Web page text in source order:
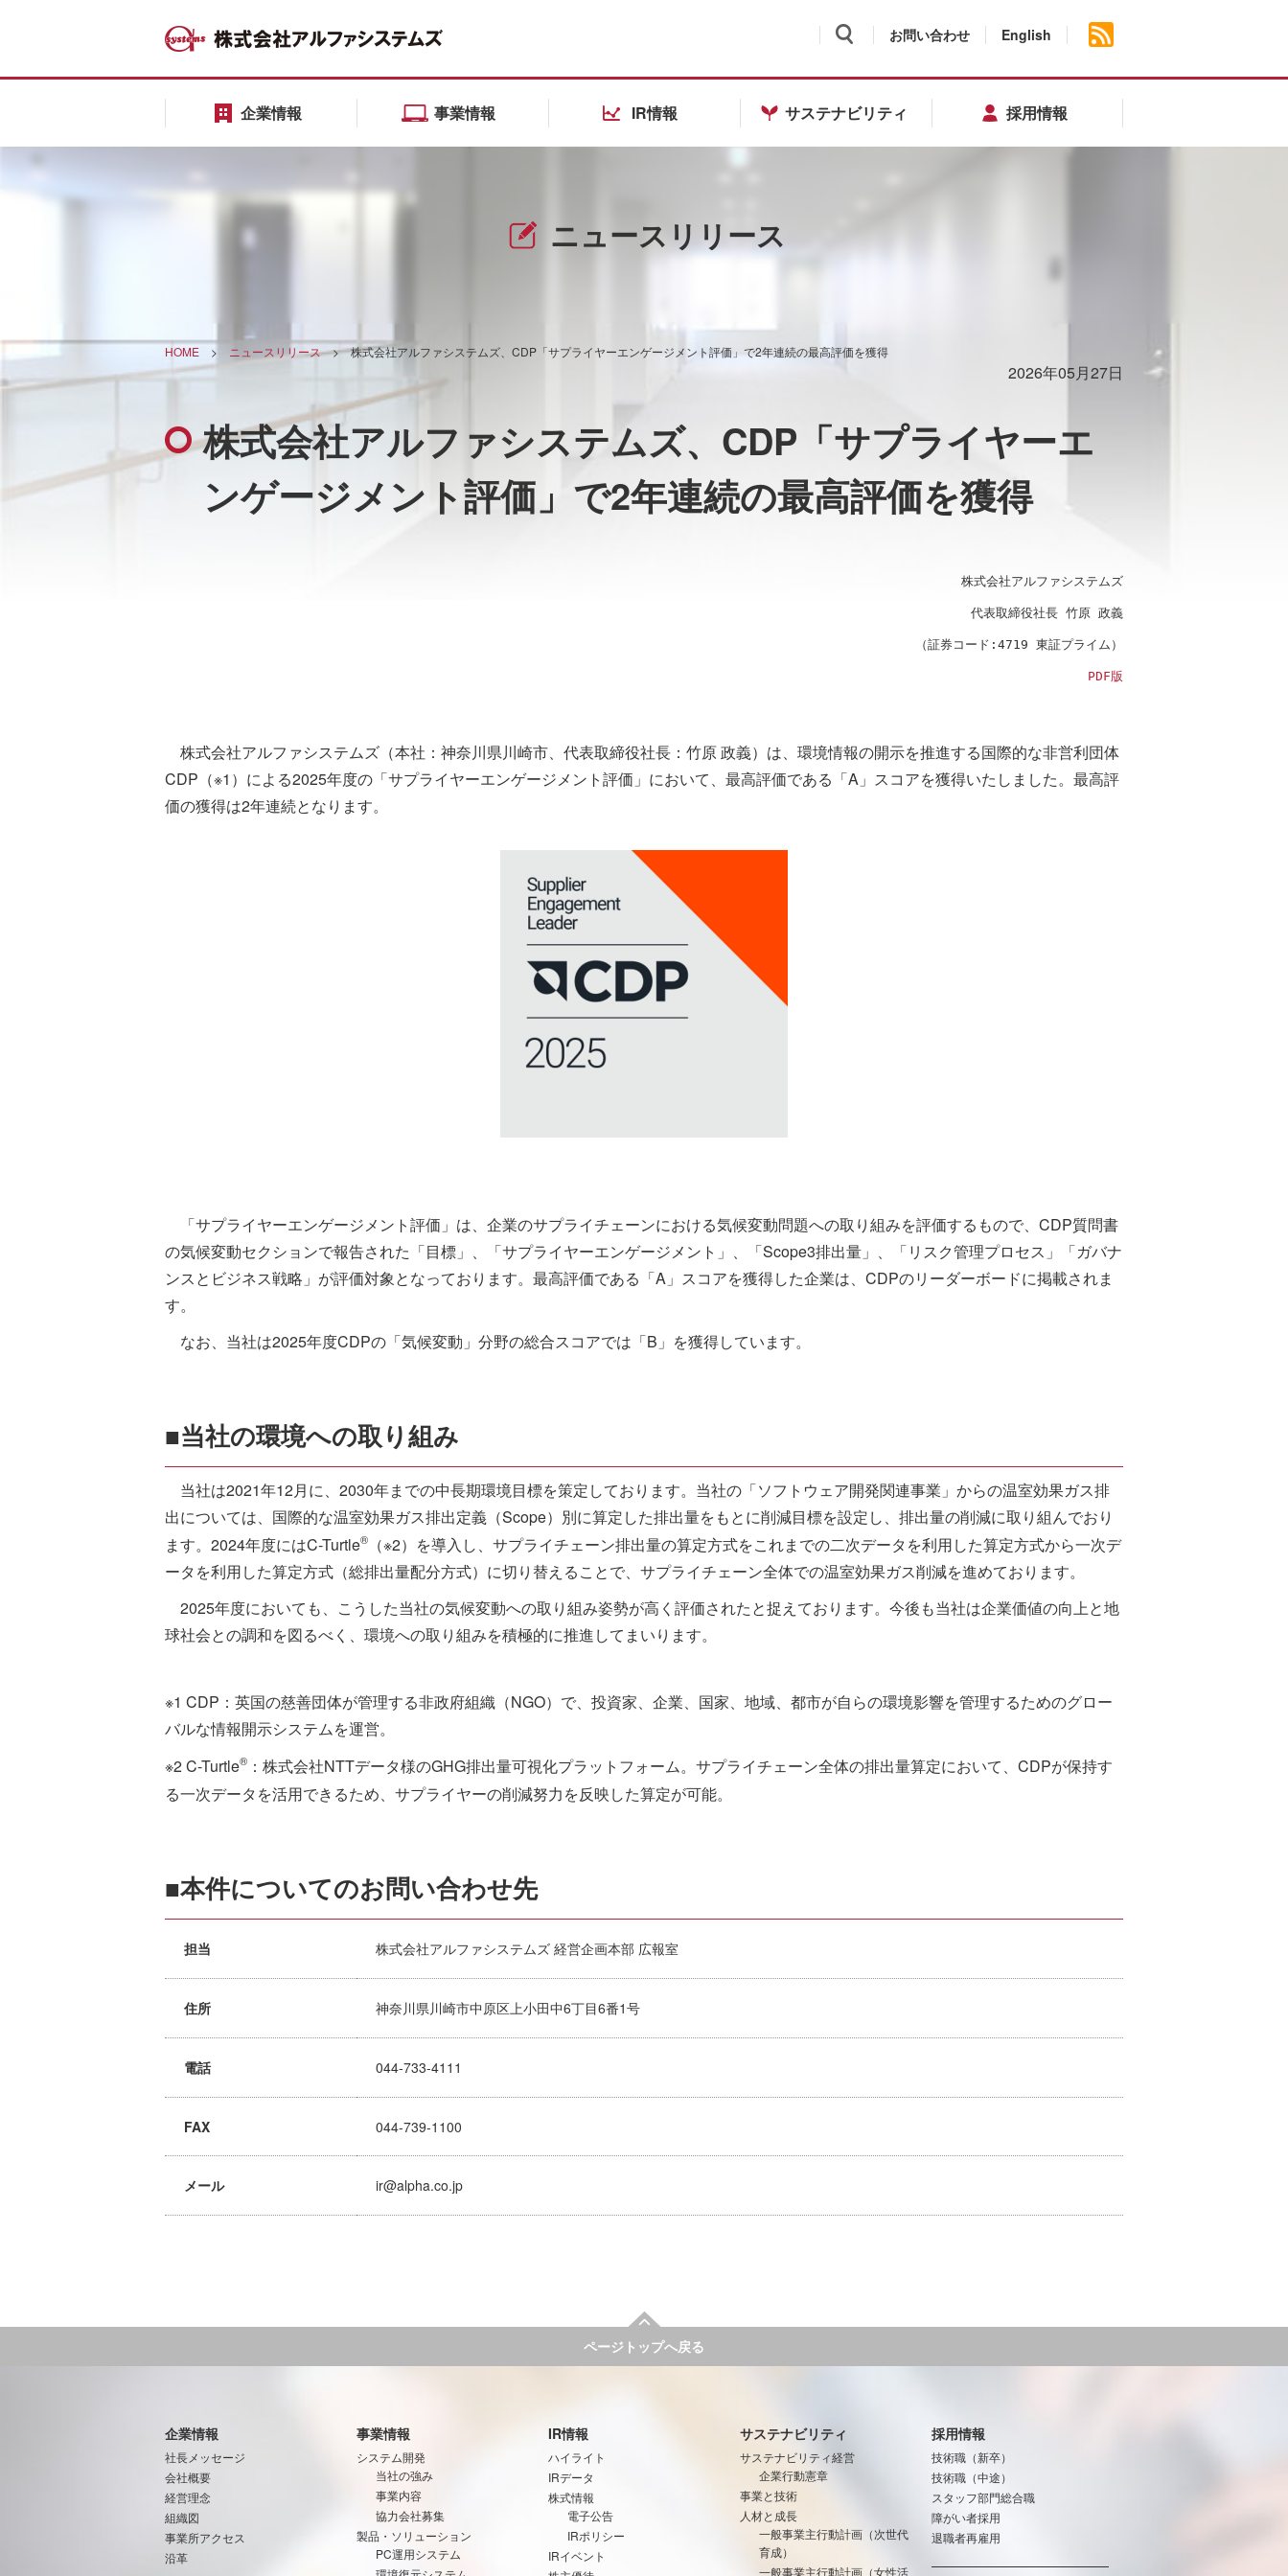
お問い合わせ English
企業情報 事業情報 IR情報 サステナビリティ 採用情報
ニュースリリース
HOME > ニュースリリース>株式会社アルファシステムズ、CDP「サプライヤーエンゲージメント評価」で2年連続の最高評価を獲得
2026年05月27日
株式会社アルファシステムズ、CDP「サプライヤーエ
ンゲージメント評価」で2年連続の最高評価を獲得
株式会社アルファシステムズ
代表取締役社長 竹原 政義
（証券コード:4719 東証プライム）
PDF版
株式会社アルファシステムズ（本社：神奈川県川崎市、代表取締役社長：竹原 政義）は、環境情報の開示を推進する国際的な非営利団体
CDP（※1）による2025年度の「サプライヤーエンゲージメント評価」において、最高評価である「A」スコアを獲得いたしました。最高評
価の獲得は2年連続となります。
「サプライヤーエンゲージメント評価」は、企業のサプライチェーンにおける気候変動問題への取り組みを評価するもので、CDP質問書
の気候変動セクションで報告された「目標」、「サプライヤーエンゲージメント」、「Scope3排出量」、「リスク管理プロセス」「ガバナ
ンスとビジネス戦略」が評価対象となっております。最高評価である「A」スコアを獲得した企業は、CDPのリーダーボードに掲載されま
す。
なお、当社は2025年度CDPの「気候変動」分野の総合スコアでは「B」を獲得しています。
■当社の環境への取り組み
当社は2021年12月に、2030年までの中長期環境目標を策定しております。当社の「ソフトウェア開発関連事業」からの温室効果ガス排
出については、国際的な温室効果ガス排出定義（Scope）別に算定した排出量をもとに削減目標を設定し、排出量の削減に取り組んでおり
ます。2024年度にはC-Turtle®
（※2）を導入し、サプライチェーン排出量の算定方式をこれまでの二次データを利用した算定方式から一次デ
ータを利用した算定方式（総排出量配分方式）に切り替えることで、サプライチェーン全体での温室効果ガス削減を進めております。
2025年度においても、こうした当社の気候変動への取り組み姿勢が高く評価されたと捉えております。今後も当社は企業価値の向上と地
球社会との調和を図るべく、環境への取り組みを積極的に推進してまいります。
※1 CDP：英国の慈善団体が管理する非政府組織（NGO）で、投資家、企業、国家、地域、都市が自らの環境影響を管理するためのグロー
バルな情報開示システムを運営。
※2 C-Turtle® ：株式会社NTTデータ様のGHG排出量可視化プラットフォーム。サプライチェーン全体の排出量算定において、CDPが保持す
る一次データを活用できるため、サプライヤーの削減努力を反映した算定が可能。
■本件についてのお問い合わせ先
担当 株式会社アルファシステムズ 経営企画本部 広報室
住所 神奈川県川崎市中原区上小田中6丁目6番1号
電話 044-733-4111
FAX 044-739-1100
メール ir@alpha.co.jp
ページトップへ戻る
企業情報
社長メッセージ
会社概要
経営理念
組織図
事業所アクセス
沿革
事業情報
システム開発
当社の強み
事業内容
協力会社募集
製品・ソリューション
PC運用システム
IR情報
ハイライト
IRデータ
株式情報
電子公告
IRポリシー
IRイベント
サステナビリティ
サステナビリティ経営
企業行動憲章
事業と技術
人材と成長
一般事業主行動計画（次世代
育成）
一般事業主行動計画（女性活
採用情報
技術職（新卒）
技術職（中途）
スタッフ部門総合職
障がい者採用
退職者再雇用